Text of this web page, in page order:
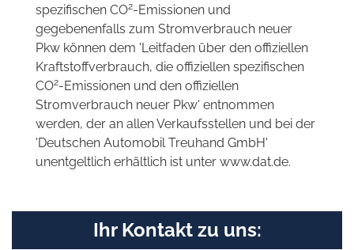
spezifischen CO2-Emissionen und
gegebenenfalls zum Stromverbrauch neuer
Pkw können dem 'Leitfaden über den offiziellen
Kraftstoffverbrauch, die offiziellen spezifischen
CO2-Emissionen und den offiziellen
Stromverbrauch neuer Pkw' entnommen
werden, der an allen Verkaufsstellen und bei der
'Deutschen Automobil Treuhand GmbH'
unentgeltlich erhältlich ist unter www.dat.de.
Ihr Kontakt zu uns: